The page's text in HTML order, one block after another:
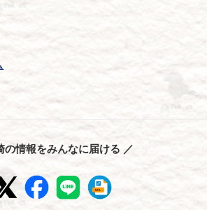
の情報をみんなに届ける ／